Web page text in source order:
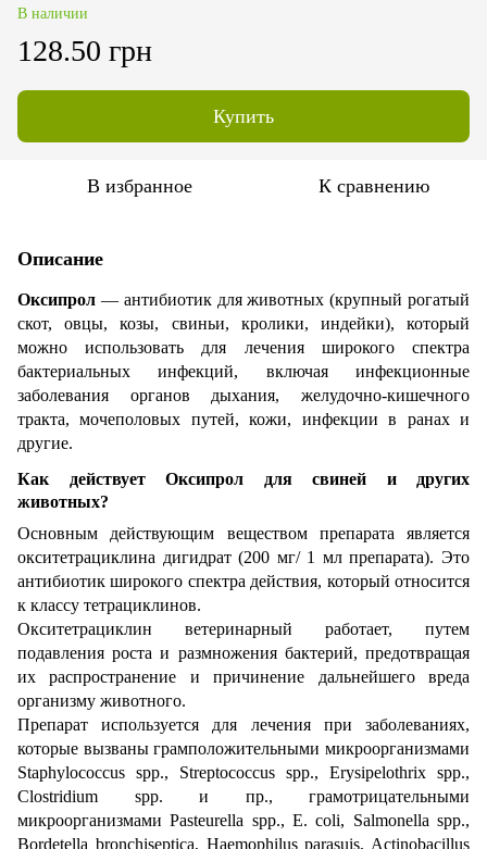
В наличии
128.50 грн
Купить
В избранное К сравнению
Описание
Оксипрол — антибиотик для животных (крупный рогатый
скот, овцы, козы, свиньи, кролики, индейки), который
можно использовать для лечения широкого спектра
бактериальных инфекций, включая инфекционные
заболевания органов дыхания, желудочно-кишечного
тракта, мочеполовых путей, кожи, инфекции в ранах и
другие.
Как действует Оксипрол для свиней и других
животных?
Основным действующим веществом препарата является
окситетрациклина дигидрат (200 мг/ 1 мл препарата). Это
антибиотик широкого спектра действия, который относится
к классу тетрациклинов.
Окситетрациклин ветеринарный работает, путем
подавления роста и размножения бактерий, предотвращая
их распространение и причинение дальнейшего вреда
организму животного.
Препарат используется для лечения при заболеваниях,
которые вызваны грамположительными микроорганизмами
Staphylococcus spp., Streptococcus spp., Erysipelothrix spp.,
Clostridium spp. и пр., грамотрицательными
микроорганизмами Pasteurella spp., Е. coli, Salmonella spp.,
Bordetella bronchiseptica, Haemophilus parasuis, Actinobacillus